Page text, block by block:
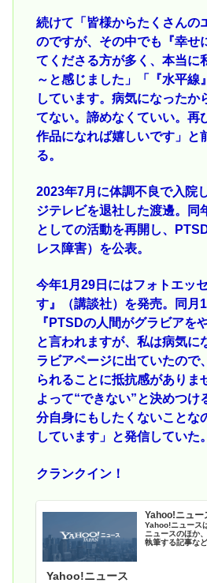
続けて「皆様からたくさんの
のですが、その中でも『幸せ
てくださる方が多く、本当に
～と感じました」「『水平線
しています。病気になったか
てない。諦めなくていい。再
作品になれば嬉しいです」と
る。
2023年7月に体調不良で入院
ジテレビを退社した渡邊。同
としての活動を再開し、
レス障害）を公表。
今年1月29日にはフォトエッ
す』（講談社）を発売。同月
『PTSDの人間がグラビアを
と言われますが、私は病気に
ラビアページに出ていたので
られることに抵抗感がありま
よって“できない”と決めつけ
分自身にもしたくないことな
しています」と発信していた。
クランクイン！
Yahoo!ニュー
Yahoo!ニュース
ニュースのほか
執筆する記事な
Yahoo!ニュース